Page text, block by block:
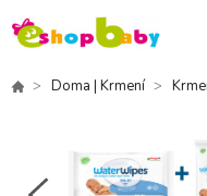
Doma | Krmení